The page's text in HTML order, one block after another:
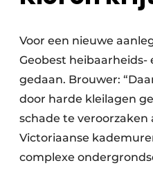
Voor een nieuwe
Geobest heibaarheids-
gedaan. Brouwer:
door harde kleilagen
schade te veroorzaken
Victoriaanse
complexe